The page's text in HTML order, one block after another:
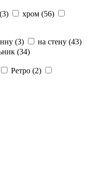
3) хром (56)
(3) на стену (43)
(34)
Ретро (2)